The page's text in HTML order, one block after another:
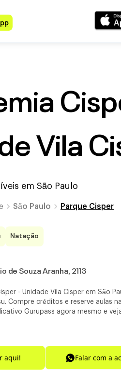
Vila
em São Paulo
São Paulo Parque Cisper
Natação
de Souza Aranha, 2113
- Unidade Vila Cisper em São
Compre créditos e reserve aulas
Gurupass agora mesmo e
aqui! Falar com a